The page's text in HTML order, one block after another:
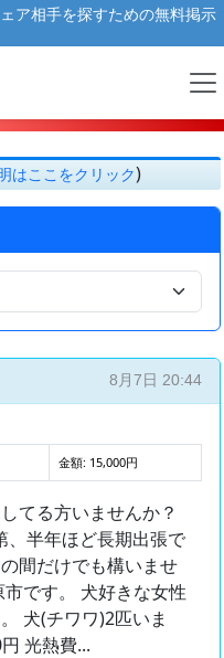
ア相手を探すための無料掲示
はここをクリック)
8月7日 20:44
金額: 15,000円
てる方いませんか？
半年ほど長期出張で
間だけでも構いませ
です。 犬好きな女性
犬(チワワ)2匹いま
光熱費...